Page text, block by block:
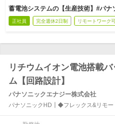
蓄電池システムの【生産技術】#パナ
正社員 完全週休2日制 リモートワーク
リチウムイオン電池搭載
ム【回路設計】
パナソニックエナジー株式会社
パナソニックHD┃◆フレックス&リモー